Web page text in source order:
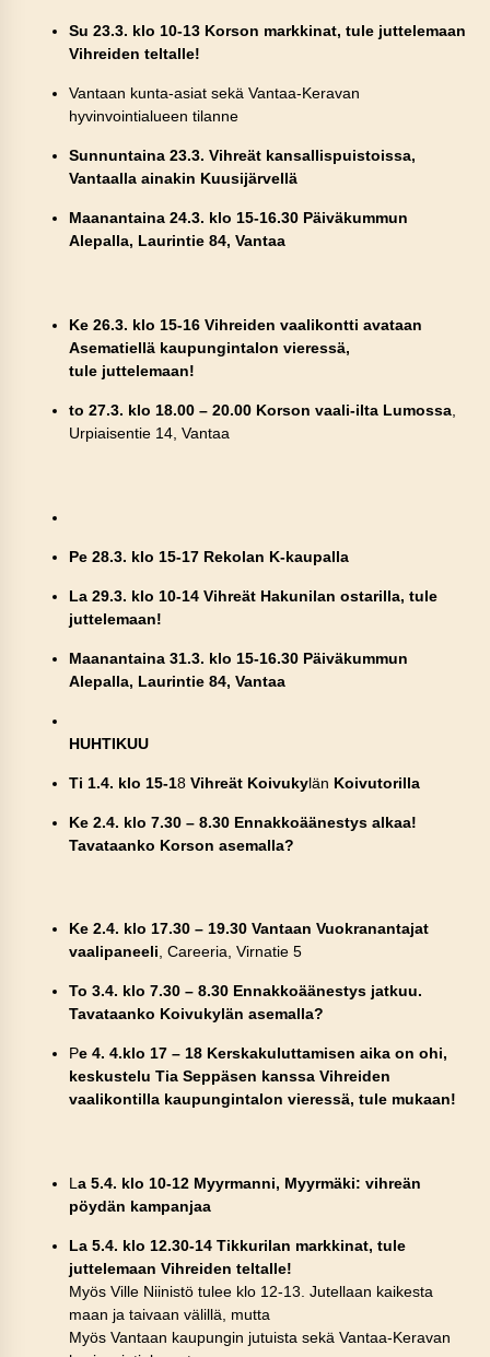
Su 23.3. klo 10-13 Korson markkinat, tule juttelemaan
Vihreiden teltalle!
Vantaan kunta-asiat sekä Vantaa-Keravan
hyvinvointialueen tilanne
Sunnuntaina 23.3. Vihreät kansallispuistoissa,
Vantaalla ainakin Kuusijärvellä
Maanantaina 24.3. klo 15-16.30 Päiväkummun
Alepalla, Laurintie 84, Vantaa
Ke 26.3. klo 15-16 Vihreiden vaalikontti avataan
Asematiellä kaupungintalon vieressä,
tule juttelemaan!
to 27.3. klo 18.00 – 20.00 Korson vaali-ilta Lumossa,
Urpiaisentie 14, Vantaa
Pe 28.3. klo 15-17 Rekolan K-kaupalla
La 29.3. klo 10-14 Vihreät Hakunilan ostarilla, tule
juttelemaan!
Maanantaina 31.3. klo 15-16.30 Päiväkummun
Alepalla, Laurintie 84, Vantaa
HUHTIKUU
Ti 1.4. klo 15-18Vihreät Koivukylän Koivutorilla
Ke 2.4. klo 7.30 – 8.30 Ennakkoäänestys alkaa!
Tavataanko Korson asemalla?
Ke 2.4. klo 17.30 – 19.30 Vantaan Vuokranantajat
vaalipaneeli , Careeria, Virnatie 5
To 3.4. klo 7.30 – 8.30 Ennakkoäänestys jatkuu.
Tavataanko Koivukylän asemalla?
Pe 4. 4.klo 17 – 18 Kerskakuluttamisen aika on ohi,
keskustelu Tia Seppäsen kanssa Vihreiden
vaalikontilla kaupungintalon vieressä, tule mukaan!
L a 5.4. klo 10-12 Myyrmanni, Myyrmäki: vihreän
pöydän kampanjaa
La 5.4. klo 12.30-14 Tikkurilan markkinat, tule
juttelemaan Vihreiden teltalle!
Myös Ville Niinistö tulee klo 12-13. Jutellaan kaikesta
maan ja taivaan välillä, mutta
Myös Vantaan kaupungin jutuista sekä Vantaa-Keravan